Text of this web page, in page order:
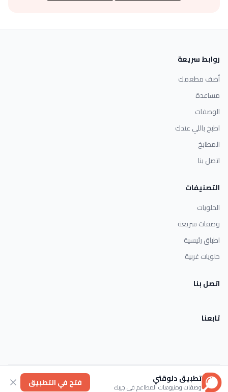
روابط سريعة
أضف مطعمك
مساعدة
الوصفات
اطبخ باللي عندك
المطابخ
اتصل بنا
التصنيفات
الحلويات
وصفات سريعة
اطباق رئيسية
حلويات غربية
اتصل بنا
تابعنا
خصوصية عنا
© 2026 Dlwaqty. جميع الحقوق محفوظة.
تطبيق دلوقتي
وصفات ومنيوهات المطاعم في جيبك فتح في التطبيق